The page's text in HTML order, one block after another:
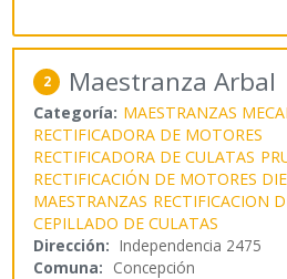
2 Maestranza Arbal
Categoría: MAESTRANZAS
RECTIFICADORA DE MOTORES
RECTIFICADORA DE CULATAS
RECTIFICACIÓN DE MOTORES
MAESTRANZAS RECTIFICACION
CEPILLADO DE CULATAS
Dirección: Independencia 2475
Comuna: Concepción